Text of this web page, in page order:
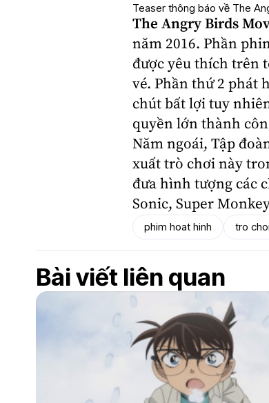
Teaser thông báo về The
The Angry Birds
năm 2016. Phần
được yêu thích trên
vé. Phần thứ 2 phát
chút bất lợi tuy
quyền lớn thành
Năm ngoái, Tập
xuất trò chơi này
đưa hình tượng các
Sonic, Super
phim hoat hinh tro choi
Bài viết liên quan